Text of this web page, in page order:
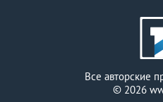
Все авторские
© 2026